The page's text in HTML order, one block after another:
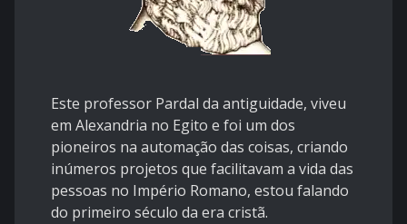
Este professor Pardal da antiguidade, viveu
em Alexandria no Egito e foi um dos
pioneiros na automação das coisas, criando
inúmeros projetos que facilitavam a vida das
pessoas no Império Romano, estou falando
do primeiro século da era cristã.